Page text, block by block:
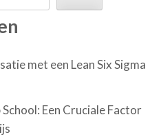
met een Lean Six Sigma
Een Cruciale Factor